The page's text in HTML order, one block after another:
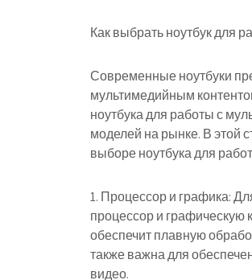
Как выбрать ноутбук для
Современные ноутбуки
мультимедийным
ноутбука для работы с
моделей на рынке. В этой
выборе ноутбука для
1. Процессор и графика:
процессор и графическую
обеспечит плавную
также важна для
видео.